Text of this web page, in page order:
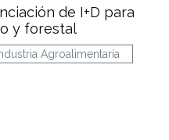
de I+D para
y forestal
Agroalimentaria